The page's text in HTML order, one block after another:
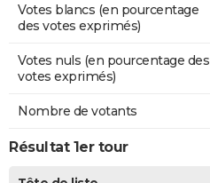
Votes blancs (en pourcentage
des votes exprimés)
Votes nuls (en pourcentage des
votes exprimés)
Nombre de votants
Résultat 1er tour